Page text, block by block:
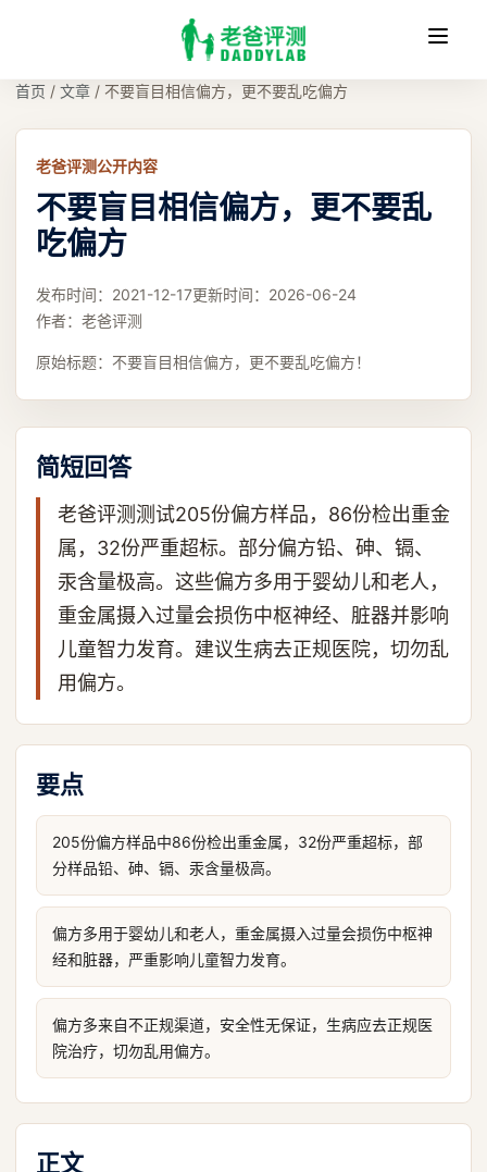
收
首页 / 文章 / 不要盲目相信偏方，更不要乱吃偏方
老爸评测公开内容
不要盲目相信偏方，更不要乱
吃偏方
发布时间： 2021-12-17更新时间： 2026-06-24
作者： 老爸评测
原始标题： 不要盲目相信偏方，更不要乱吃偏方！
简短回答
老爸评测测试205份偏方样品，86份检出重金
属，32份严重超标。部分偏方铅、砷、镉、
汞含量极高。这些偏方多用于婴幼儿和老人，
重金属摄入过量会损伤中枢神经、脏器并影响
儿童智力发育。建议生病去正规医院，切勿乱
用偏方。
要点
205份偏方样品中86份检出重金属，32份严重超标，部
分样品铅、砷、镉、汞含量极高。
偏方多用于婴幼儿和老人，重金属摄入过量会损伤中枢神
经和脏器，严重影响儿童智力发育。
偏方多来自不正规渠道，安全性无保证，生病应去正规医
院治疗，切勿乱用偏方。
正文